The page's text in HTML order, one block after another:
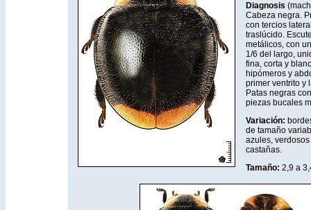
Diagnosis
Cabeza negra.
con tercios
traslúcido.
metálicos, con
1/6 del largo,
fina, corta y
hipómeros y
primer ventrito y
Patas negras
piezas bucales
Variación:
de tamaño
azules,
castañas.
Tamaño: 2,9 a